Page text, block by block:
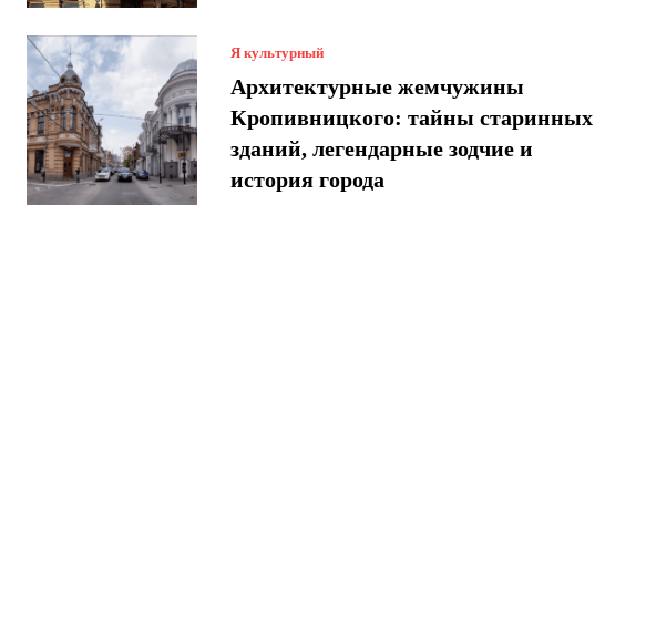
Я культурный
Архитектурные жемчужины
Кропивницкого: тайны старинных
зданий, легендарные зодчие и
история города